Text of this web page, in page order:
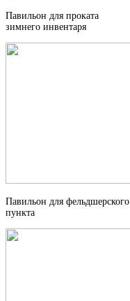
Павильон для проката
зимнего инвентаря
Павильон для фельдшерского
пункта